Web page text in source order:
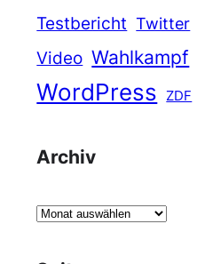
Testbericht Twitter
Video Wahlkampf
WordPress ZDF
Archiv
A